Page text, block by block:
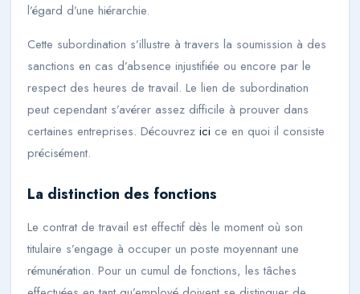
l’égard d’une hiérarchie.
Cette subordination s’illustre à travers la soumission à des
sanctions en cas d’absence injustifiée ou encore par le
respect des heures de travail. Le lien de subordination
peut cependant s’avérer assez difficile à prouver dans
certaines entreprises. Découvrez ici ce en quoi il consiste
précisément.
La distinction des fonctions
Le contrat de travail est effectif dès le moment où son
titulaire s’engage à occuper un poste moyennant une
rémunération. Pour un cumul de fonctions, les tâches